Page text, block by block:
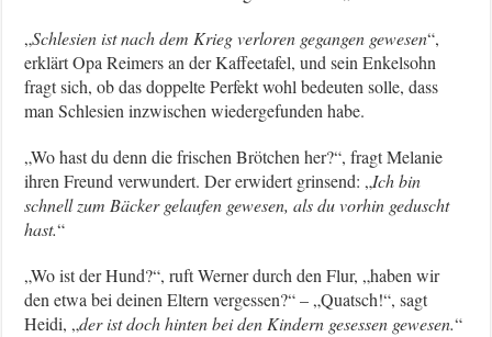
„Schlesien ist nach dem Krieg verloren gegangen gewesen“,
erklärt Opa Reimers an der Kaffeetafel, und sein Enkelsohn
fragt sich, ob das doppelte Perfekt wohl bedeuten solle, dass
man Schlesien inzwischen wiedergefunden habe.
„Wo hast du denn die frischen Brötchen her?“, fragt Melanie
ihren Freund verwundert. Der erwidert grinsend: „Ich bin
schnell zum Bäcker gelaufen gewesen, als du vorhin geduscht
hast.“
„Wo ist der Hund?“, ruft Werner durch den Flur, „haben wir
den etwa bei deinen Eltern vergessen?“ – „Quatsch!“, sagt
Heidi, „der ist doch hinten bei den Kindern gesessen gewesen.“